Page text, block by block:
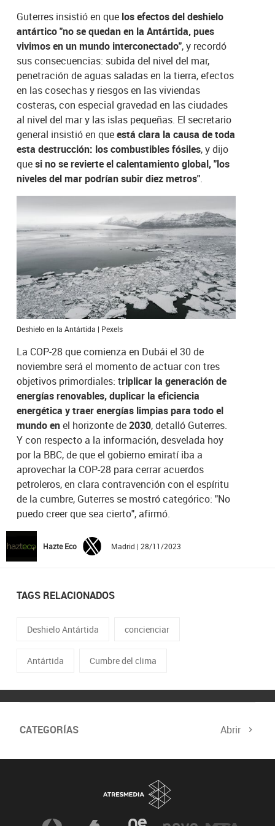
Guterres insistió en que los efectos del deshielo
antártico "no se quedan en la Antártida, pues
vivimos en un mundo interconectado", y recordó
sus consecuencias: subida del nivel del mar,
penetración de aguas saladas en la tierra, efectos
en las cosechas y riesgos en las viviendas
costeras, con especial gravedad en las ciudades
al nivel del mar y las islas pequeñas. El secretario
general insistió en queestá clara la causa de toda
esta destrucción: los combustibles fósiles, y dijo
quesi no se revierte el calentamiento global, "los
niveles del mar podrían subir diez metros".
Deshielo en la Antártida | Pexels
La COP-28 que comienza en Dubái el 30 de
noviembre será el momento de actuar con tres
objetivos primordiales: triplicar la generación de
energías renovables, duplicar la eficiencia
energética y traer energías limpias para todo el
mundo enel horizonte de2030, detalló Guterres.
Y con respecto a la información, desvelada hoy
por la BBC, de que el gobierno emiratí iba a
aprovechar la COP-28 para cerrar acuerdos
petroleros, en clara contravención con el espíritu
de la cumbre, Guterres se mostró categórico: "No
puedo creer que sea cierto", afirmó.
Hazte Eco Madrid | 28/11/2023
TAGS RELACIONADOS
Deshielo Antártida concienciar
Antártida Cumbre del clima
CATEGORÍAS Abrir
Biodiversidad Cambio Climático